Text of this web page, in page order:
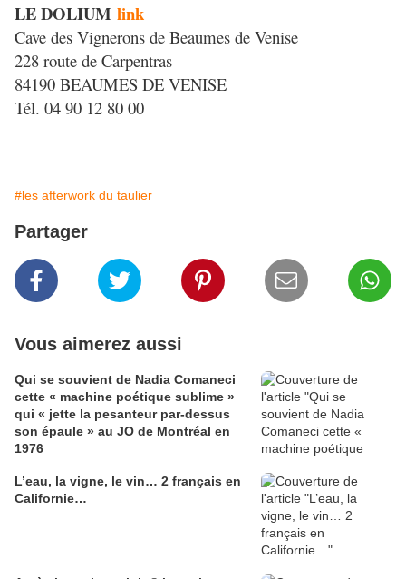
LE DOLIUM link
Cave des Vignerons de Beaumes de Venise
228 route de Carpentras
84190 BEAUMES DE VENISE
Tél. 04 90 12 80 00
#les afterwork du taulier
Partager
Vous aimerez aussi
Qui se souvient de Nadia Comaneci
cette « machine poétique sublime »
qui « jette la pesanteur par-dessus
son épaule » au JO de Montréal en
1976
L’eau, la vigne, le vin… 2 français en
Californie…